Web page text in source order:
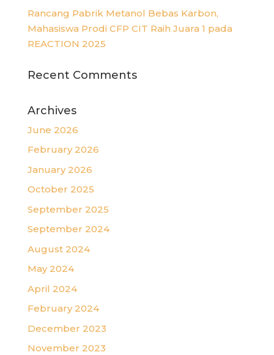
Rancang Pabrik Metanol Bebas Karbon,
Mahasiswa Prodi CFP CIT Raih Juara 1 pada
REACTION 2025
Recent Comments
Archives
June 2026
February 2026
January 2026
October 2025
September 2025
September 2024
August 2024
May 2024
April 2024
February 2024
December 2023
November 2023